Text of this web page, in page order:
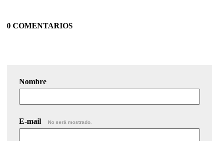
0 COMENTARIOS
Nombre
E-mail No será mostrado.